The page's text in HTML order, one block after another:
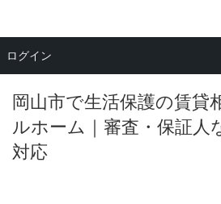
岡山市で生活保護の賃貸
ルホーム｜審査・保証人
対応
メニュー
ログイン